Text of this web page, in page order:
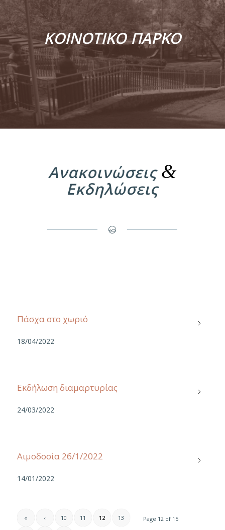
ΚΟΙΝΟΤΙΚΟ ΠΑΡΚΟ
Ανακοινώσεις&
Εκδηλώσεις
Πάσχα στο χωριό
18/04/2022
Εκδήλωση διαμαρτυρίας
24/03/2022
Αιμοδοσία 26/1/2022
14/01/2022
Page 12 of 15
« ‹ 10 11 12 13